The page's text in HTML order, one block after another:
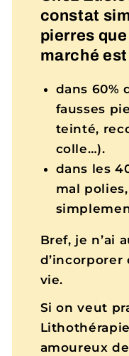
constat
pierres
marché
dans 60%
fausses
teinté,
colle…).
dans les
mal
Bref, je n’ai
d’incorporer
vie.
Si on veut
amoureux